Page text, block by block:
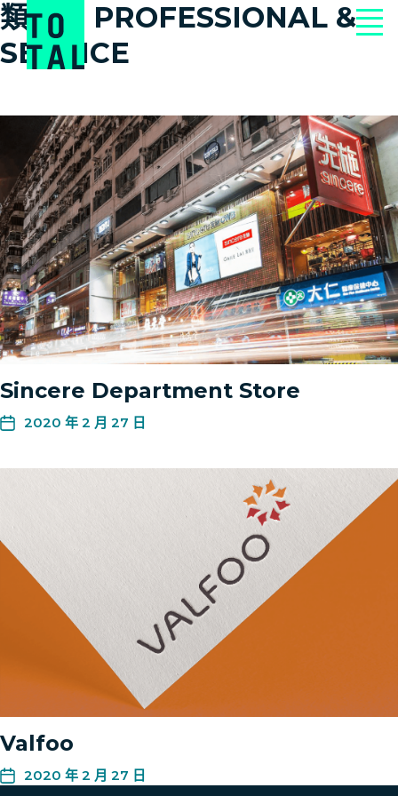
類別： PROFESSIONAL &
SERVICE
Sincere Department Store
2020 年 2 月 27 日
Valfoo
2020 年 2 月 27 日